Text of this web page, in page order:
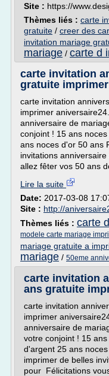
Site : https://
Thèmes liés : carte
gratuite / creer des
invitation mariage
mariage / carte d
carte invitation
gratuite imprimer
carte invitation
imprimer
anniversaire de
conjoint ! 15 ans
ans noces d'or 50 ans
invitations
allez fêter vos 50 ans
Lire la suite
Date: 2017-03-08
Site : http://
Thèmes liés : carte
modele carte mariage
mariage gratuite a
mariage / 50eme
carte invitation
ans gratuite
carte invitation
imprimer
anniversaire de
votre conjoint ! 15
d'argent 25 ans
imprimer de belles
pour Félicitations